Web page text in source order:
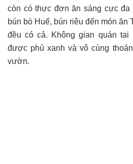
còn có thực đơn ăn sáng cực
bún bò Huế, bún riêu đến món
đều có cả. Không gian quán tại
được phủ xanh và vô cùng
vườn.